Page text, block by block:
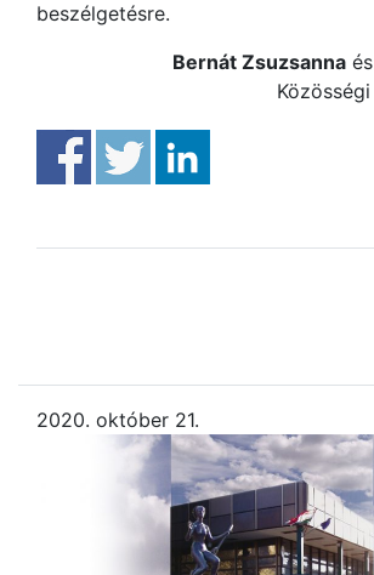
beszélgetésre.
Bernát Zsuzsanna és
2020. október 21.